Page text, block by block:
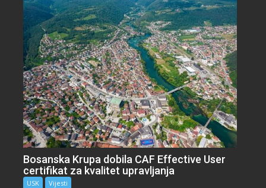
Bosanska Krupa dobila CAF Effective User
certifikat za kvalitet upravljanja
USK Vijesti